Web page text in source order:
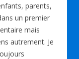
parents,
un premier
mais
autrement. Je